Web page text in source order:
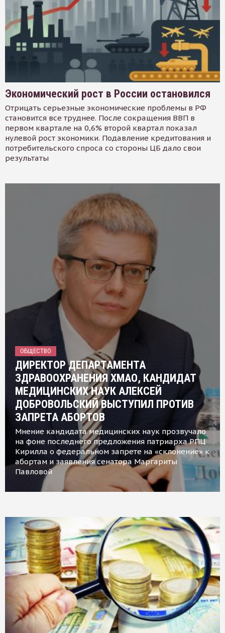
Экономический рост в России остановился
Отрицать серьезные экономические проблемы в РФ
становится все труднее. После сокращения ВВП в
первом квартале на 0,6% второй квартал показал
нулевой рост экономики. Подавление кредитования и
потребительского спроса со стороны ЦБ дало свои
результаты
ОБЩЕСТВО
ДИРЕКТОР ДЕПАРТАМЕНТА
ЗДРАВООХРАНЕНИЯ ХМАО, КАНДИДАТ
МЕДИЦИНСКИХ НАУК АЛЕКСЕЙ
ДОБРОВОЛЬСКИЙ ВЫСТУПИЛ ПРОТИВ
ЗАПРЕТА АБОРТОВ
Мнение кандидата медицинских наук прозвучало
на фоне последнего предложения патриарха РПЦ
Кирилла о федеральном запрете на «склонение» к
абортам и заявления сенатора Маргариты
Павловой